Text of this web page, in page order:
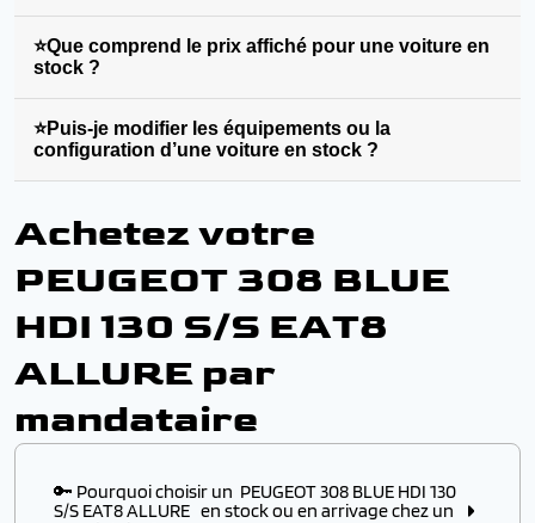
⭐Que comprend le prix affiché pour une voiture en
stock ?
⭐Puis-je modifier les équipements ou la
configuration d’une voiture en stock ?
Achetez votre
PEUGEOT 308 BLUE
HDI 130 S/S EAT8
ALLURE par
mandataire
🔑 Pourquoi choisir un PEUGEOT 308 BLUE HDI 130
S/S EAT8 ALLURE en stock ou en arrivage chez un